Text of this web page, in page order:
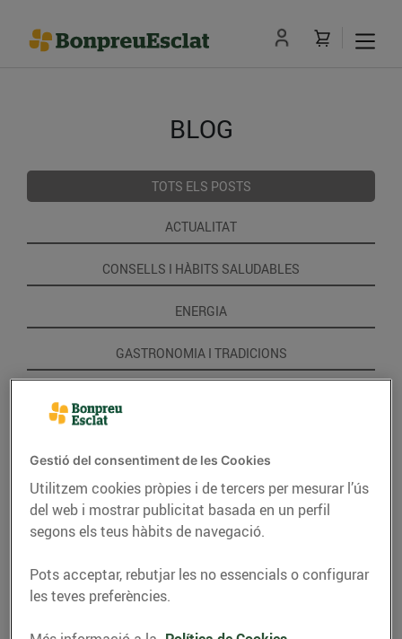
BLOG
TOTS ELS POSTS
ACTUALITAT
CONSELLS I HÀBITS SALUDABLES
ENERGIA
GASTRONOMIA I TRADICIONS
Gestió del consentiment de les Cookies
Utilitzem cookies pròpies i de tercers per mesurar l’ús
del web i mostrar publicitat basada en un perfil
segons els teus hàbits de navegació.
Pots acceptar, rebutjar les no essencials o configurar
les teves preferències.